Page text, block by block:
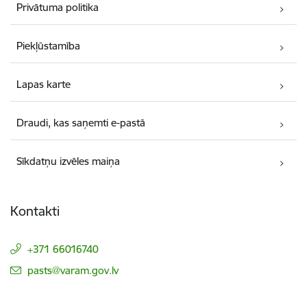
Privātuma politika
Piekļūstamība
Lapas karte
Draudi, kas saņemti e-pastā
Sīkdatņu izvēles maiņa
Kontakti
+371 66016740
E-pasts:
pasts@varam.gov.lv